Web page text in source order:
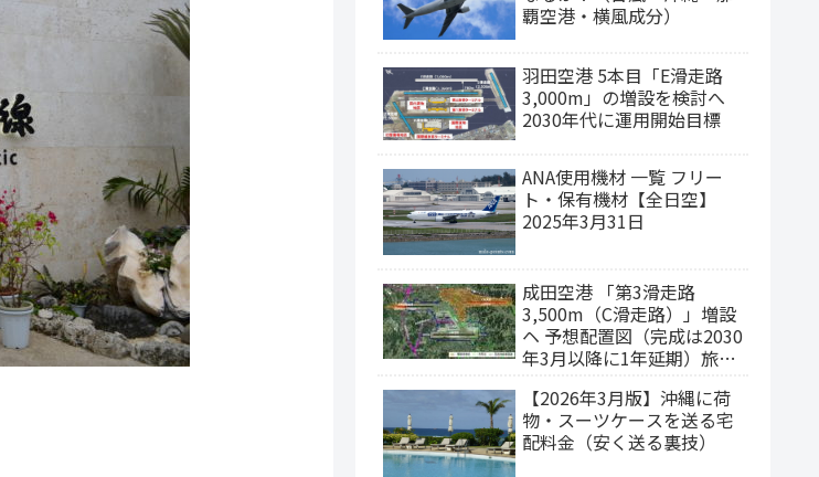
覇空港・横風成分）
羽田空港 5本目「E滑走路
3,000m」の増設を検討へ
2030年代に運用開始目標
ANA使用機材 一覧 フリー
ト・保有機材【全日空】
2025年3月31日
成田空港 「第3滑走路
3,500m（C滑走路）」増設
ヘ 予想配置図（完成は2030
年3月以降に1年延期）旅客
【2026年3月版】沖縄に荷
物・スーツケースを送る宅
配料金（安く送る裏技）